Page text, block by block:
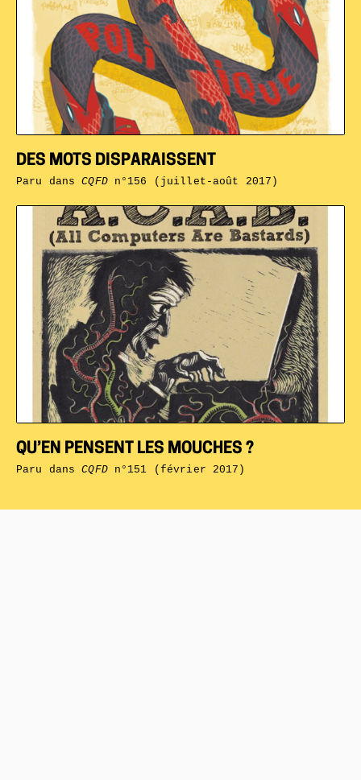
QU’EN PENSENT LES MOUCHES ?
Paru dansCQFDn°151 (février 2017)
DES MOTS DISPARAISSENT
Paru dansCQFDn°156 (juillet-août 2017)